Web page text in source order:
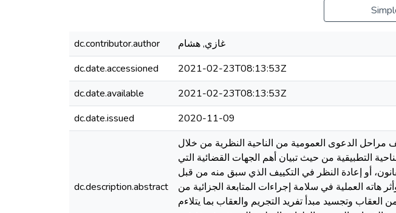
dc.contributor.author
غازي, هشام
dc.date.accessioned
2021-02-23T08:13:53Z
dc.date.available
2021-02-23T08:13:53Z
dc.date.issued
2020-11-09
dc.description.abstract
الدعوى العمومية من الناحية النظرية من خلال
التطبيقية من حيث تبيان أهم الجهات القضائية التي
أو إعادة النظر في التكييف الذي سبق منه من قبل
هاته العملية في سلامة إجراءات المتابعة الجزائية من
وتجسيد مبدأ تفريد التجريم والعقاب بما يتلاءم